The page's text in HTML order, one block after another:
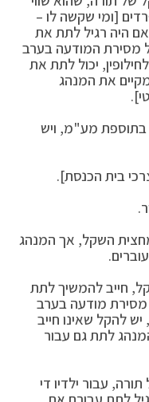
[ומי שקשה לו –
היה רגיל לתת את
מסירת המודעה בערב
יכול לתת את
את המנהג
מע"מ, ויש
בית הכנסת].
השקל, אך המנהג
חייב להמשיך לתת
מסירת מודעה בערב
להקל שאינו חייב
לתת גם עבור
עבור ילדיו די